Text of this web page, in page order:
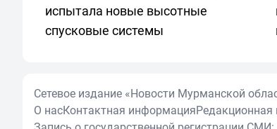
испытала новые высотные
спусковые системы
Сетевое издание «Новости Мурманской
О насКонтактная информацияРедакционная